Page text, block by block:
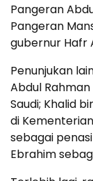
Pangeran
Pangeran
gubernur Hafr
Penunjukan
Abdul
Saudi; Khalid
di
sebagai
Ebrahim